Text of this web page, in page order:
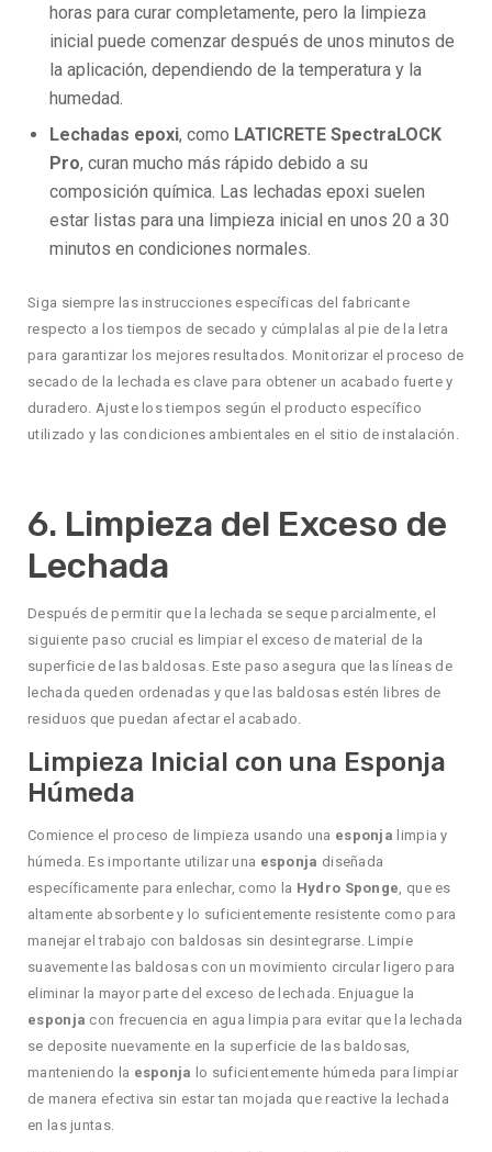
horas para curar completamente, pero la limpieza
inicial puede comenzar después de unos minutos de
la aplicación, dependiendo de la temperatura y la
humedad.
Lechadas epoxi, como LATICRETE SpectraLOCK
Pro, curan mucho más rápido debido a su
composición química. Las lechadas epoxi suelen
estar listas para una limpieza inicial en unos 20 a 30
minutos en condiciones normales.
Siga siempre las instrucciones específicas del fabricante
respecto a los tiempos de secado y cúmplalas al pie de la letra
para garantizar los mejores resultados. Monitorizar el proceso de
secado de la lechada es clave para obtener un acabado fuerte y
duradero. Ajuste los tiempos según el producto específico
utilizado y las condiciones ambientales en el sitio de instalación.
6. Limpieza del Exceso de
Lechada
Después de permitir que la lechada se seque parcialmente, el
siguiente paso crucial es limpiar el exceso de material de la
superficie de las baldosas. Este paso asegura que las líneas de
lechada queden ordenadas y que las baldosas estén libres de
residuos que puedan afectar el acabado.
Limpieza Inicial con una Esponja
Húmeda
Comience el proceso de limpieza usando una esponja limpia y
húmeda. Es importante utilizar una esponja diseñada
específicamente para enlechar, como la Hydro Sponge, que es
altamente absorbente y lo suficientemente resistente como para
manejar el trabajo con baldosas sin desintegrarse. Limpie
suavemente las baldosas con un movimiento circular ligero para
eliminar la mayor parte del exceso de lechada. Enjuague la
esponja con frecuencia en agua limpia para evitar que la lechada
se deposite nuevamente en la superficie de las baldosas,
manteniendo la esponja lo suficientemente húmeda para limpiar
de manera efectiva sin estar tan mojada que reactive la lechada
en las juntas.